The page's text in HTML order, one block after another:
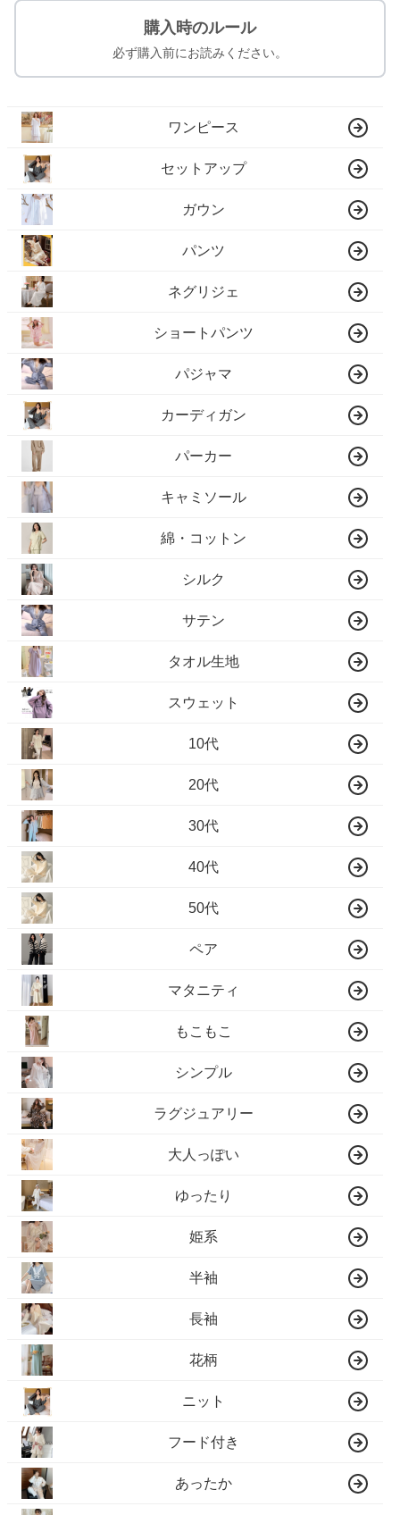
購入時のルール
必ず購入前にお読みください。
ワンピース
セットアップ
ガウン
パンツ
ネグリジェ
ショートパンツ
パジャマ
カーディガン
パーカー
キャミソール
綿・コットン
シルク
サテン
タオル生地
スウェット
10代
20代
30代
40代
50代
ペア
マタニティ
もこもこ
シンプル
ラグジュアリー
大人っぽい
ゆったり
姫系
半袖
長袖
花柄
ニット
フード付き
あったか